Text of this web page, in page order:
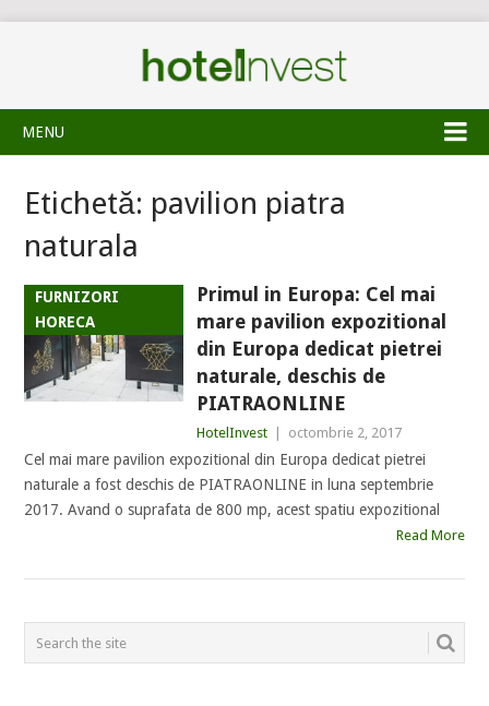
MENU
Etichetă: pavilion piatra
naturala
FURNIZORI
HORECA
Primul in Europa: Cel mai
mare pavilion expozitional
din Europa dedicat pietrei
naturale, deschis de
PIATRAONLINE
HotelInvest octombrie 2, 2017
Cel mai mare pavilion expozitional din Europa dedicat pietrei
naturale a fost deschis de PIATRAONLINE in luna septembrie
2017. Avand o suprafata de 800 mp, acest spatiu expozitional
Read More
POSTS
NAVIGATION